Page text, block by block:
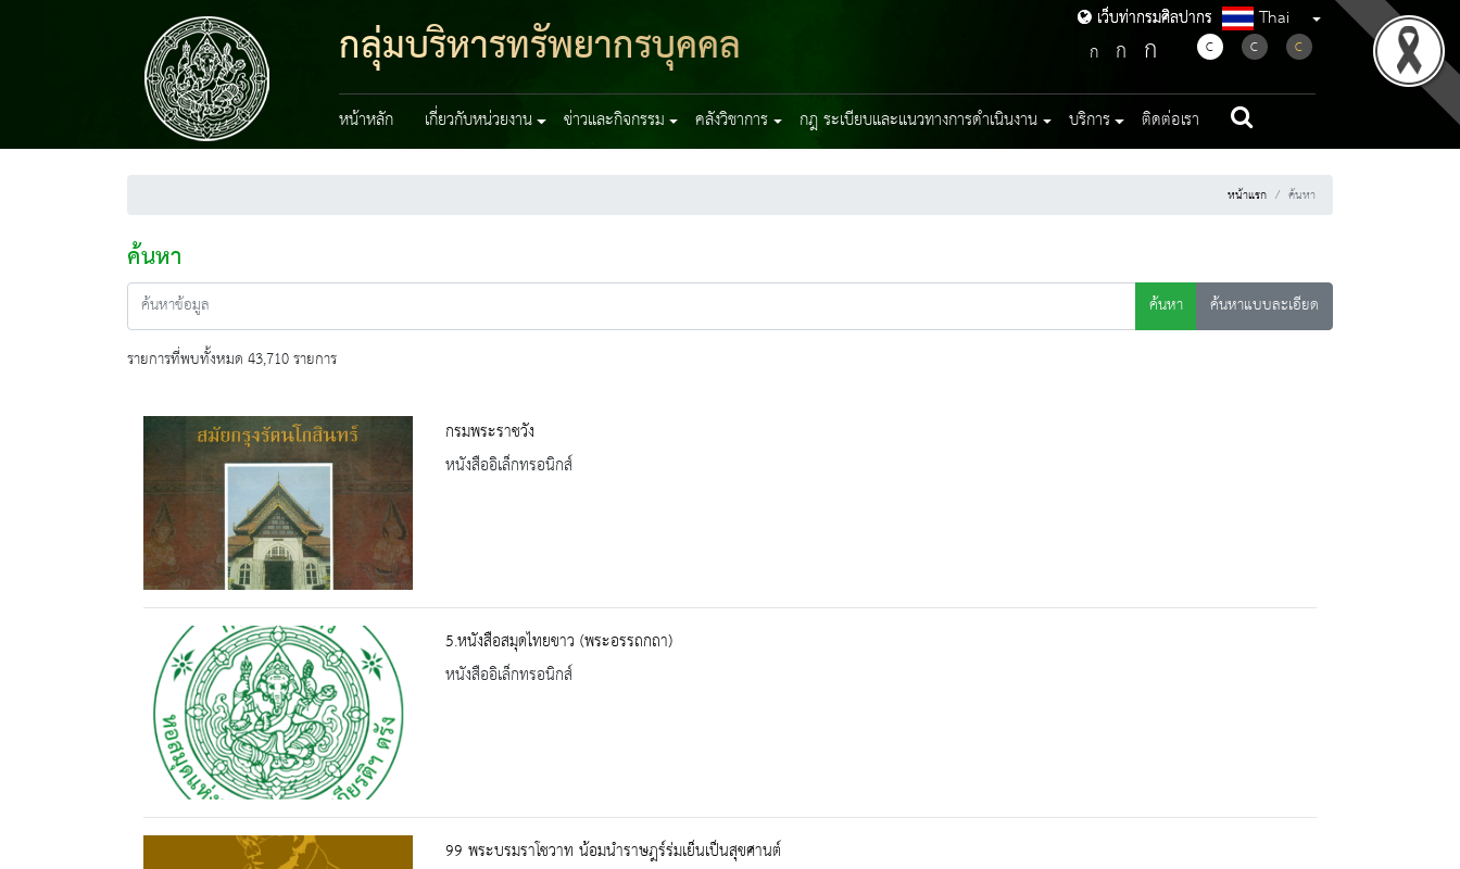
เว็บท่ากรมศิลปากร
กลุ่มบริหารทรัพยากรบุคคล เว็บท่ากรมศิลปากร Thai
ก ก ก C C C
หน้าหลัก เกี่ยวกับหน่วยงาน ข่าวและกิจกรรม คลังวิชาการ กฎ ระเบียบและแนวทางการดำเนินงาน บริการ ติดต่อเรา
หน้าแรก ค้นหา
ค้นหา
ค้นหา
ค้นหาแบบละเอียด
รายการที่พบทั้งหมด 43,710 รายการ
กรมพระราชวัง
หนังสืออิเล็กทรอนิกส์
5.หนังสือสมุดไทยขาว (พระอรรถกถา)
หนังสืออิเล็กทรอนิกส์
99 พระบรมราโชวาท น้อมนำราษฎร์ร่มเย็นเป็นสุขศานต์